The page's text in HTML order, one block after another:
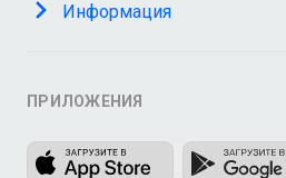
Информация
ПРИЛОЖЕНИЯ